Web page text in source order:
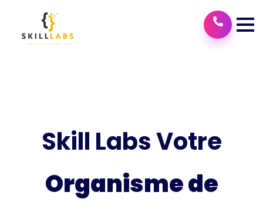
Skill Labs Votre
Organisme de